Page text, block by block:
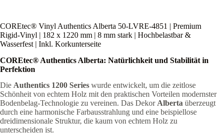
COREtec® Vinyl Authentics Alberta 50-LVRE-4851 | Premium
Rigid-Vinyl | 182 x 1220 mm | 8 mm stark | Hochbelastbar &
Wasserfest | Inkl. Korkunterseite
COREtec® Authentics Alberta: Natürlichkeit und Stabilität in
Perfektion
Die Authentics 1200 Series wurde entwickelt, um die zeitlose
Schönheit von echtem Holz mit den praktischen Vorteilen modernster
Bodenbelag-Technologie zu vereinen. Das DekorAlberta überzeugt
durch eine harmonische Farbausstrahlung und eine beispiellose
dreidimensionale Struktur, die kaum von echtem Holz zu
unterscheiden ist.